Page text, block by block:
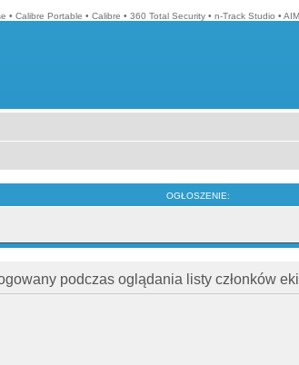
• Calibre Portable • Calibre • 360 Total Security • n-Track Studio •
OGŁOSZENIE:
podczas oglądania listy członków